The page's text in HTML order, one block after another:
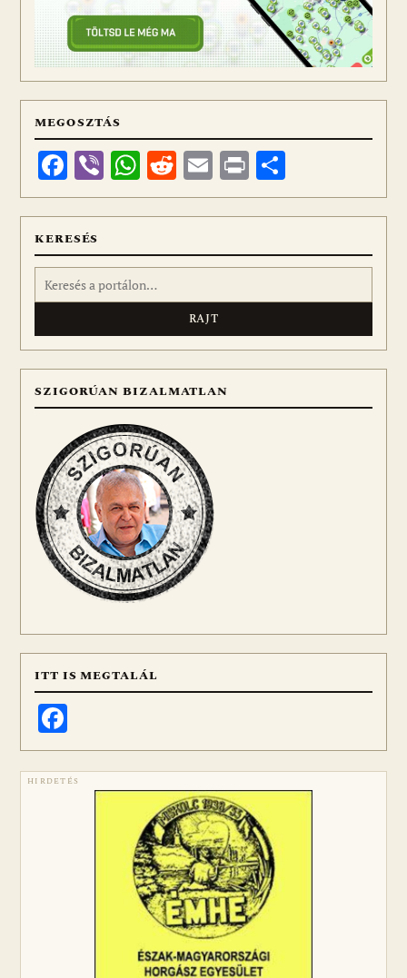
MEGOSZTÁS
Facebook
ViberWhatsApp
Reddit
Email
Print
meg
KERESÉS
Keresés:
SZIGORÚAN BIZALMATLAN
ITT IS MEGTALÁL
HIRDETÉS